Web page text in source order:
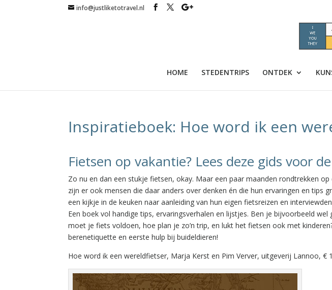
info@justliketotravel.nl
HOME STEDENTRIPS ONTDEK
Inspiratieboek: Hoe word ik een
Fietsen op vakantie? Lees deze gids voor
Zo nu en dan een stukje fietsen, okay. Maar een paar maanden rondtrekken
zijn er ook mensen die daar anders over denken én die hun ervaringen en tips
een kijkje in de keuken naar aanleiding van hun eigen fietsreizen en
Een boek vol handige tips, ervaringsverhalen en lijstjes. Ben je bijvoorbeeld
moet je fiets voldoen, hoe plan je zo’n trip, en lukt het fietsen ook met
berenetiquette en eerste hulp bij buideldieren!
Hoe word ik een wereldfietser, Marja Kerst en Pim Verver, uitgeverij Lannoo, €